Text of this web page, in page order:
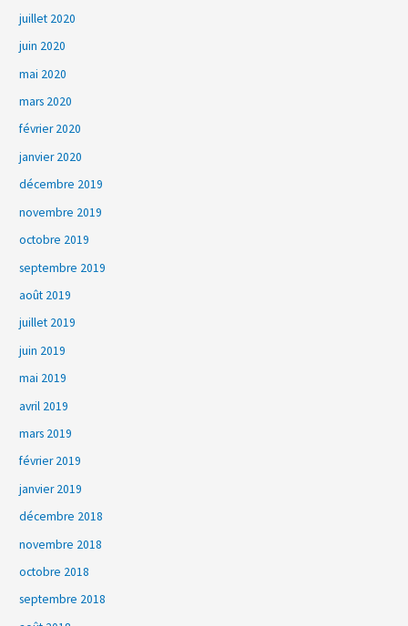
juillet 2020
juin 2020
mai 2020
mars 2020
février 2020
janvier 2020
décembre 2019
novembre 2019
octobre 2019
septembre 2019
août 2019
juillet 2019
juin 2019
mai 2019
avril 2019
mars 2019
février 2019
janvier 2019
décembre 2018
novembre 2018
octobre 2018
septembre 2018